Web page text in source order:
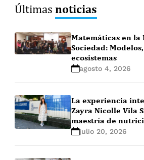
Últimasnoticias
Matemáticas en la
Sociedad:
ecosistemas
agosto 4, 2026
La experiencia
Zayra Nicolle Vila
maestría de
alimentarios en
julio 20, 2026